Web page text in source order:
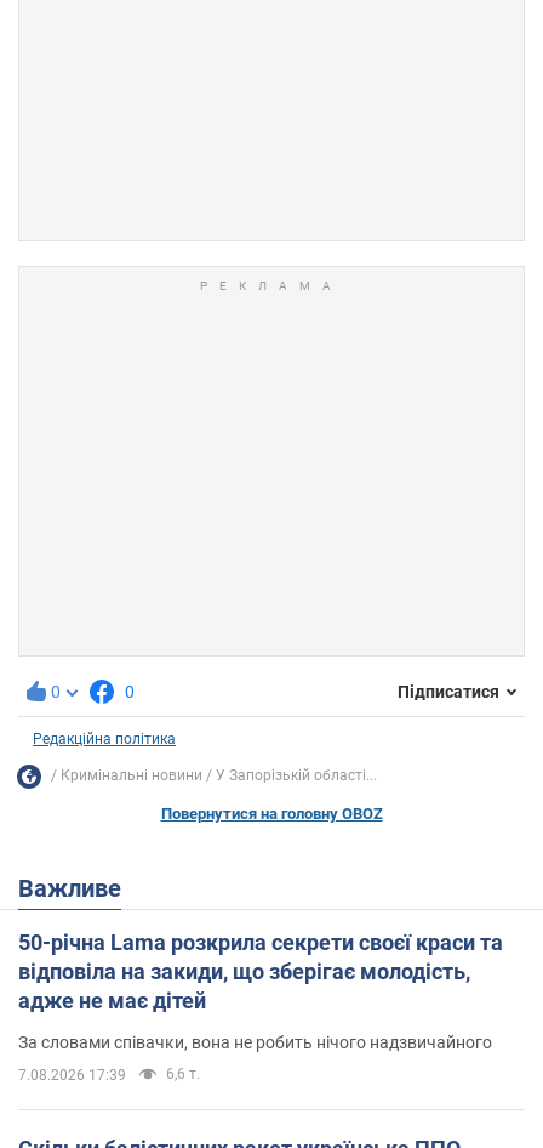
0 0 Підписатися
Редакційна політика
Кримінальні новини У Запорізькій області...
Повернутися на головну OBOZ
Важливе
50-річна Lama розкрила секрети своєї краси та
відповіла на закиди, що зберігає молодість,
адже не має дітей
За словами співачки, вона не робить нічого надзвичайного
7.08.2026 17:39 6,6 т.